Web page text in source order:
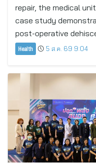
repair, the medical
case study
post-operative
Health 5 ส.ค. 69 9:04